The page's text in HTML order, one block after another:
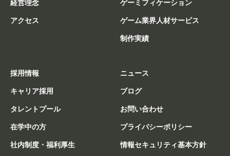
経営理念
アクセス
ゲーミフィケーション
ゲーム業界人材サービス
制作実績
採用情報
キャリア採用
タレントプール
在学中の方
社内制度・福利厚生
ニュース
ブログ
お問い合わせ
プライバシーポリシー
情報セキュリティ基本方針